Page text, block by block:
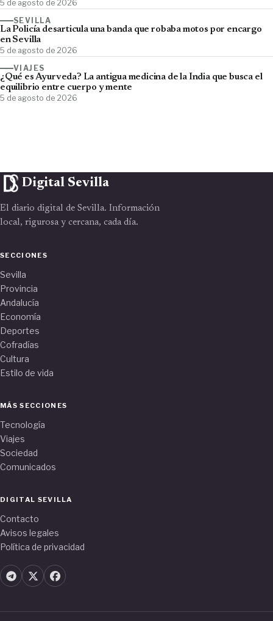
5 de agosto de 2026
SEVILLA
La Policía desarticula una banda que robaba motos por encargo
en Sevilla
5 de agosto de 2026
VIAJES
¿Qué es Ayurveda? La antigua medicina de la India que busca el
equilibrio entre cuerpo y mente
5 de agosto de 2026
Digital Sevilla
El diario digital de Sevilla. Información
local, rigurosa y cercana, cada día.
SECCIONES
Sevilla
Provincia
Andalucía
Economía
Deportes
Cofradías
Cultura
Estilo de vida
MÁS SECCIONES
Tecnología
Viajes
Sociedad
Comunicados
DIGITAL SEVILLA
Contacto
Avisos legales
Política de privacidad